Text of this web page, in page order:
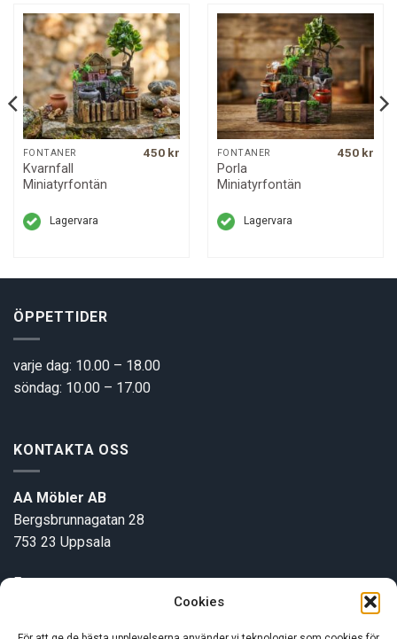
Cookies
FONTÄNER
Kvarnfall
Miniatyrfontän
450 kr
Lagervara
FONTÄNER
Porla
Miniatyrfontän
450 kr
Lagervara
ÖPPETTIDER
varje dag: 10.00 – 18.00
söndag: 10.00 – 17.00
KONTAKTA OSS
AA Möbler AB
Bergsbrunnagatan 28
753 23 Uppsala
E-post: